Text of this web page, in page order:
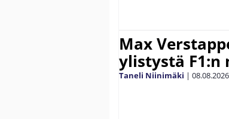
Max
ylistystä F1:n
Taneli Niinimäki | 08.08.2026